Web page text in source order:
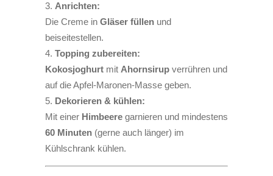
Anrichten:
Die Creme in Gläser füllen und
beiseitestellen.
Topping zubereiten:
Kokosjoghurt mit Ahornsirup verrühren und
auf die Apfel-Maronen-Masse geben.
Dekorieren & kühlen:
Mit einer Himbeere garnieren und mindestens
60 Minuten (gerne auch länger) im
Kühlschrank kühlen.